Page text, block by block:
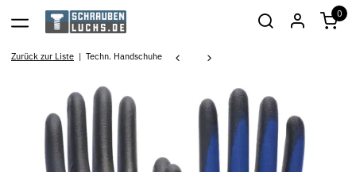
0
Zurück zur Liste Techn. Handschuhe